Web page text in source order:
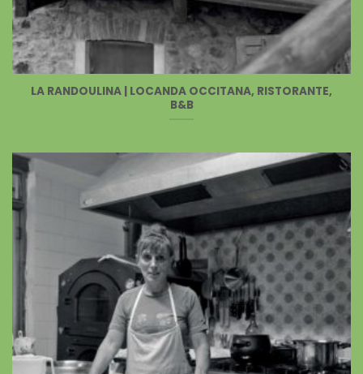
LA RANDOULINA | LOCANDA OCCITANA, RISTORANTE,
B&B